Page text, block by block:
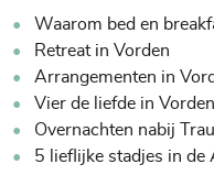
Waarom bed en
Retreat in Vorden
Arrangementen in
Vier de liefde in Vorden
Overnachten nabij
5 lieflijke stadjes in de